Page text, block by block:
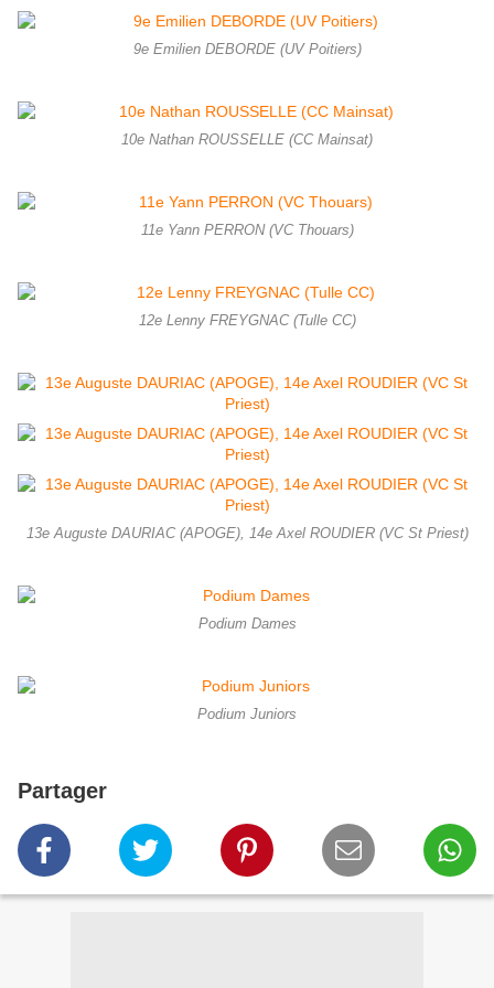
9e Emilien DEBORDE (UV Poitiers)
10e Nathan ROUSSELLE (CC Mainsat)
11e Yann PERRON (VC Thouars)
12e Lenny FREYGNAC (Tulle CC)
13e Auguste DAURIAC (APOGE), 14e Axel ROUDIER (VC St Priest)
Podium Dames
Podium Juniors
Partager